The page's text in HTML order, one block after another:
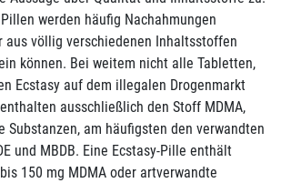
werden häufig Nachahmungen
aus völlig verschiedenen Inhaltsstoffen
können. Bei weitem nicht alle Tabletten,
Ecstasy auf dem illegalen Drogenmarkt
ausschließlich den Stoff MDMA,
Substanzen, am häufigsten den verwandten
und MBDB. Eine Ecstasy-Pille enthält
150 mg MDMA oder artverwandte